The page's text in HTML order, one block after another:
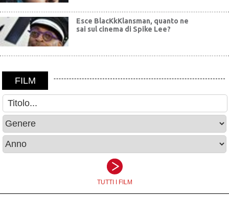
Esce BlacKkKlansman, quanto ne
sai sul cinema di Spike Lee?